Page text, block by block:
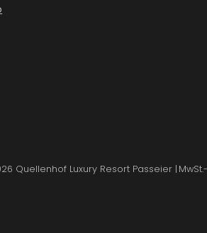
Quellenhof Luxury Resort Passeier |